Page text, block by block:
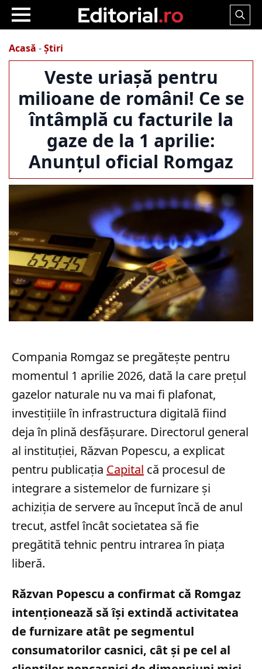
Search
Acasă -Știri
Veste uriașă pentru
milioane de români! Ce se
întâmplă cu facturile la
gaze de la 1 aprilie:
Anunțul oficial Romgaz
Compania Romgaz se pregătește pentru
momentul 1 aprilie 2026, dată la care prețul
gazelor naturale nu va mai fi plafonat,
investițiile în infrastructura digitală fiind
deja în plină desfășurare. Directorul general
al instituției, Răzvan Popescu, a explicat
pentru publicația Capital că procesul de
integrare a sistemelor de furnizare și
achiziția de servere au început încă de anul
trecut, astfel încât societatea să fie
pregătită tehnic pentru intrarea în piața
liberă.
Răzvan Popescu a confirmat că Romgaz
intenționează să își extindă activitatea
de furnizare atât pe segmentul
consumatorilor casnici, cât și pe cel al